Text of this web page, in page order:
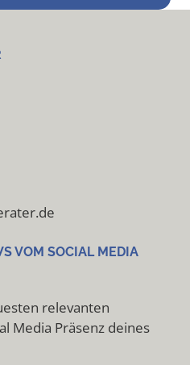
VOM SOCIAL MEDIA
relevanten
Media Präsenz deines